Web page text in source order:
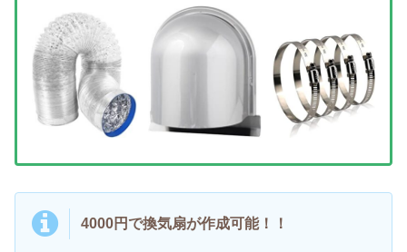
4000円で換気扇が作成可能！！